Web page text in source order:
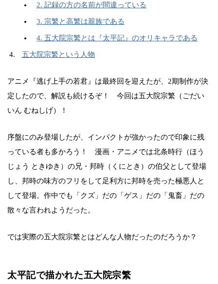
2. 記録の方の名前が間違っている
3. 宗繁と高繁は親族である
4. 五大院宗繁とは『太平記』のオリキャラである
五大院宗繁という人物
アニメ『逃げ上手の若君』は最終回を迎えたが、2期制作が決
定したので、解説も続けるぞ！ 今回は五大院宗繁（ごだい
いん むねしげ）！
序盤にのみ登場したが、インパクトが強かったので印象に残
っている者も多かろう！ 漫画・アニメでは北条時行（ほう
じょう ときゆき）の兄・邦時（くにとき）の伯父として登場
し、邦時の味方のフリをして足利方に邦時を売った極悪人と
して登場。作中でも「クズ」だの「ゲス」だの「鬼畜」だの
散々な言われようだった。
では実際の五大院宗繁とはどんな人物だったのだろうか？
太平記で描かれた五大院宗繁